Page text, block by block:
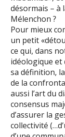
désormais – à
Mélenchon ?
Pour mieux
un petit
ce qui, dans
idéologique et
sa définition,
de la
aussi l’art du
consensus
d’assurer la
collectivité